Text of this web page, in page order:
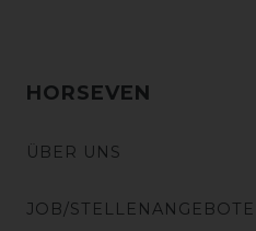
HORSEVEN
ÜBER UNS
JOB/STELLENANGEBOTE